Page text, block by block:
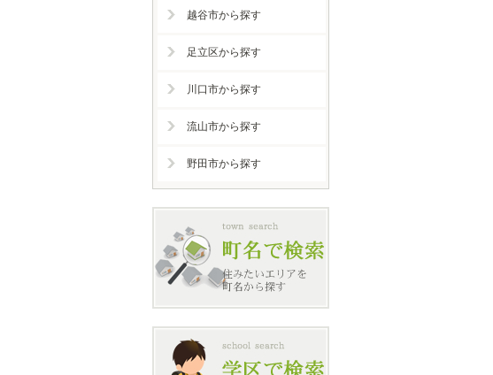
越谷市から探す
足立区から探す
川口市から探す
流山市から探す
野田市から探す